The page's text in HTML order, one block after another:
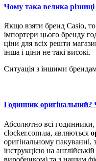
Чому така велика
Якщо взяти бренд Casio,
імпортери цього бренду
ціни для всіх решти
інша і ціни не такі високі.
Ситуація з іншими
Годинник оригінальний?
Абсолютно всі годинники,
clocker.com.ua, являються
оригінальному пакуванні,
інструкцією на
виробником) та з нашим